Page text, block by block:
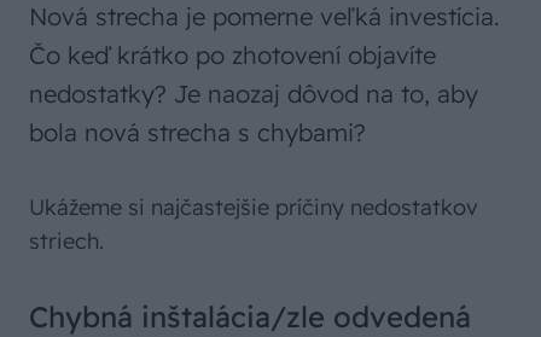
Nová strecha je pomerne veľká investícia.
Čo keď krátko po zhotovení objavíte
nedostatky? Je naozaj dôvod na to, aby
bola nová strecha s chybami?
Ukážeme si najčastejšie príčiny nedostatkov
striech.
Chybná inštalácia/zle odvedená